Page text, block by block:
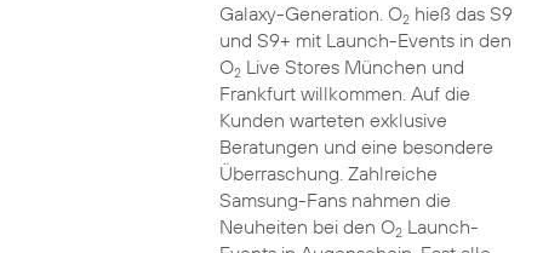
Galaxy-Generation. O2hieß das S9
und S9+ mit Launch-Events in den
O2Live Stores München und
Frankfurt willkommen. Auf die
Kunden warteten exklusive
Beratungen und eine besondere
Überraschung. Zahlreiche
Samsung-Fans nahmen die
Neuheiten bei den O2Launch-